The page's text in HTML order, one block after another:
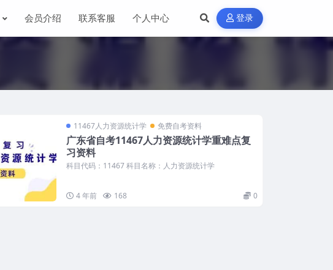
会员介绍 联系客服 个人中心 登录
11467人力资源统计学 免费自考资料
广东省自考11467人力资源统计学重难点复
习资料
科目代码：11467 科目名称：人力资源统计学
4 年前 168 0